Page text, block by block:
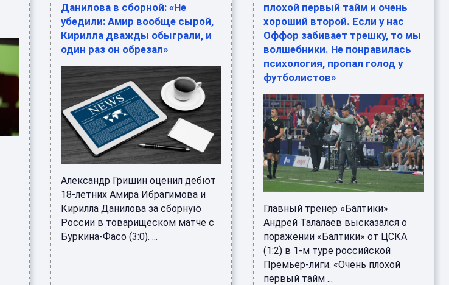
Данилова в сборной: «Не
убедили: Амир вообще сырой,
Кирилла дважды обыграли, и
один раз он обрезал»
Александр Гришин оценил дебют
18-летних Амира Ибрагимова и
Кирилла Данилова за сборную
России в товарищеском матче с
Буркина‑Фасо (3:0). ...
плохой первый тайм и очень
хороший второй. Если у нас
Оффор забивает трешку, то мы
волшебники. Не понравилась
психология, пропал голод у
футболистов»
Главный тренер «Балтики»
Андрей Талалаев высказался о
поражении «Балтики» от ЦСКА
(1:2) в 1-м туре российской
Премьер-лиги. «Очень плохой
первый тайм ...